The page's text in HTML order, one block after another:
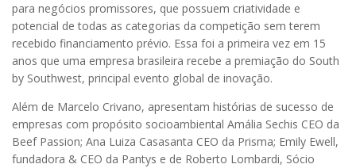
para negócios promissores, que possuem criatividade e
potencial de todas as categorias da competição sem terem
recebido financiamento prévio. Essa foi a primeira vez em 15
anos que uma empresa brasileira recebe a premiação do South
by Southwest, principal evento global de inovação.
Além de Marcelo Crivano, apresentam histórias de sucesso de
empresas com propósito socioambiental Amália Sechis CEO da
Beef Passion; Ana Luiza Casasanta CEO da Prisma; Emily Ewell,
fundadora & CEO da Pantys e de Roberto Lombardi, Sócio